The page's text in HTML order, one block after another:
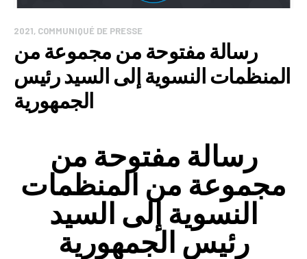
2021, COMMUNIQUÉ DE PRESSE
رسالة مفتوحة من مجموعة من
المنظمات النسوية إلى السيد رئيس
الجمهورية
رسالة مفتوحة من
مجموعة من المنظمات
النسوية إلى السيد
رئيس الجمهورية